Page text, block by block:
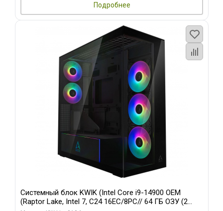
Подробнее
Системный блок KWIK (Intel Core i9-14900 OEM
(Raptor Lake, Intel 7, C24 16EC/8PC// 64 ГБ ОЗУ (2